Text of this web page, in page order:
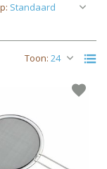
Toon: